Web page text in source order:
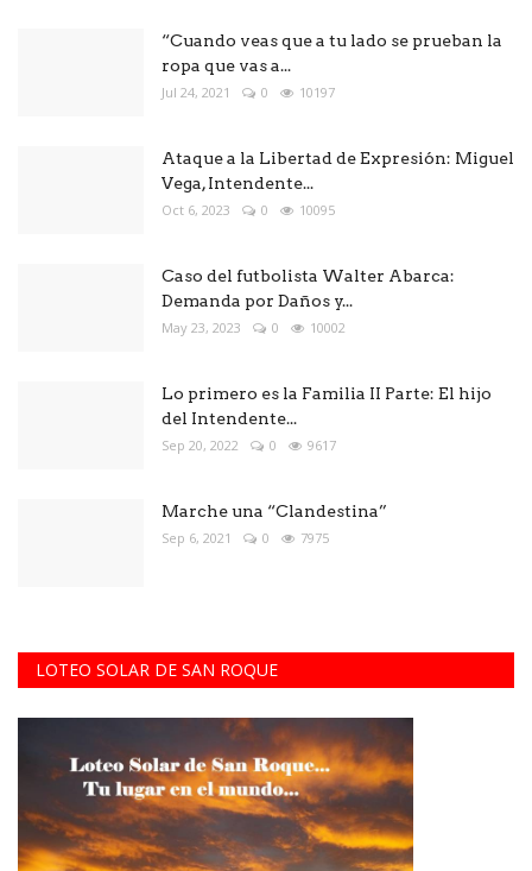
“Cuando veas que a tu lado se prueban la
ropa que vas a...
Jul 24, 2021 0 10197
Ataque a la Libertad de Expresión: Miguel
Vega, Intendente...
Oct 6, 2023 0 10095
Caso del futbolista Walter Abarca:
Demanda por Daños y...
May 23, 2023 0 10002
Lo primero es la Familia II Parte: El hijo
del Intendente...
Sep 20, 2022 0 9617
Marche una “Clandestina”
Sep 6, 2021 0 7975
LOTEO SOLAR DE SAN ROQUE